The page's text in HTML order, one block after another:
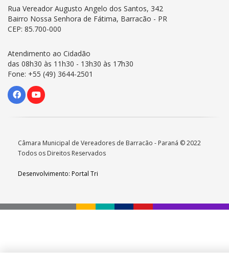
Rua Vereador Augusto Angelo dos Santos, 342
Bairro Nossa Senhora de Fátima, Barracão - PR
CEP: 85.700-000
Atendimento ao Cidadão
das 08h30 às 11h30 - 13h30 às 17h30
Fone: +55 (49) 3644-2501
Câmara Municipal de Vereadores de Barracão - Paraná © 2022
Todos os Direitos Reservados
Desenvolvimento: Portal Tri